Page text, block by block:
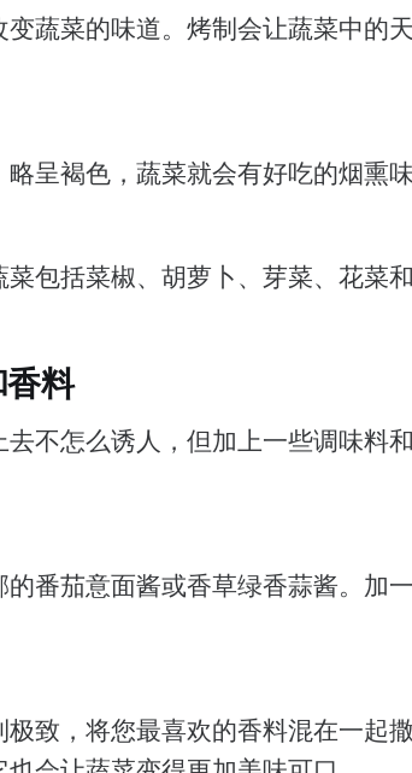
蔬菜的味道。烤制会让蔬菜中的
呈褐色，蔬菜就会有好吃的烟熏味
包括菜椒、胡萝卜、芽菜、花菜和
料
不怎么诱人，但加上一些调味料
番茄意面酱或香草绿香蒜酱。加
致，将您最喜欢的香料混在一起